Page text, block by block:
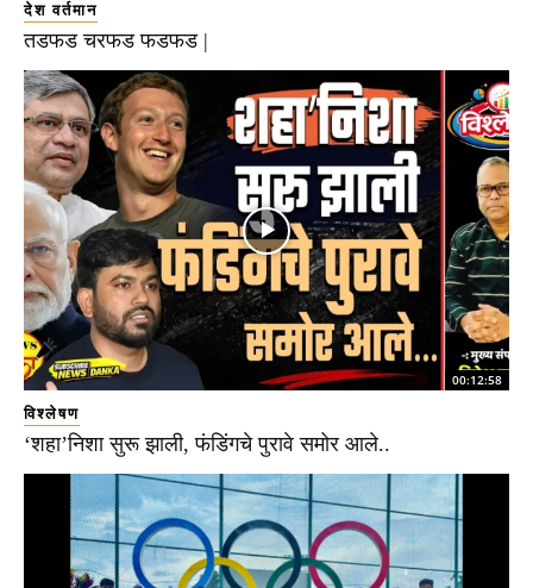
देश वर्तमान
तडफड चरफड फडफड |
00:12:58
विश्लेषण
‘शहा’निशा सुरू झाली, फंडिंगचे पुरावे समोर आले..